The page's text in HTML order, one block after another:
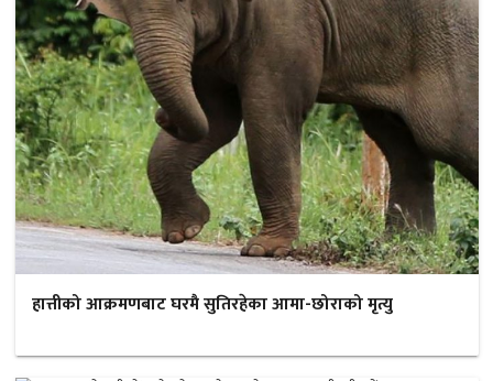
हात्तीको आक्रमणबाट घरमै सुतिरहेका आमा-छोराको मृत्यु